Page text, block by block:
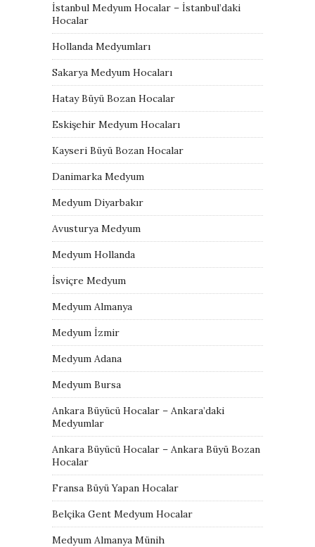
İstanbul Medyum Hocalar – İstanbul’daki
Hocalar
Hollanda Medyumları
Sakarya Medyum Hocaları
Hatay Büyü Bozan Hocalar
Eskişehir Medyum Hocaları
Kayseri Büyü Bozan Hocalar
Danimarka Medyum
Medyum Diyarbakır
Avusturya Medyum
Medyum Hollanda
İsviçre Medyum
Medyum Almanya
Medyum İzmir
Medyum Adana
Medyum Bursa
Ankara Büyücü Hocalar – Ankara’daki
Medyumlar
Ankara Büyücü Hocalar – Ankara Büyü Bozan
Hocalar
Fransa Büyü Yapan Hocalar
Belçika Gent Medyum Hocalar
Medyum Almanya Münih